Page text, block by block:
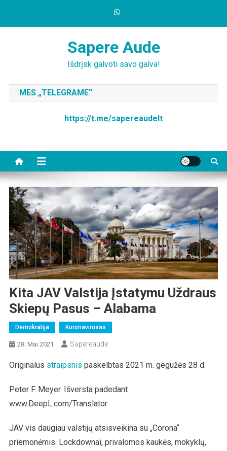
Sapere Aude
Išdrįsk galvoti savo galva!
MES „TELEGRAME“
https://t.me/sapereaudelt
Kita JAV Valstija Įstatymu Uždraus
Skiepų Pasus – Alabama
Demokratija Koronavirusas
28. Mai 2021 Sapereaude
Originalus straipsnis paskelbtas 2021 m. gegužės 28 d.
Peter F. Meyer. Išversta padedant
www.DeepL.com/Translator
JAV vis daugiau valstijų atsisveikina su „Corona“
priemonėmis. Lockdownai, privalomos kaukės, mokyklų,